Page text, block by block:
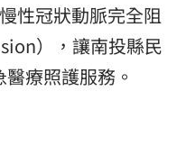
性冠狀動脈完全阻
），讓南投縣民
療照護服務。